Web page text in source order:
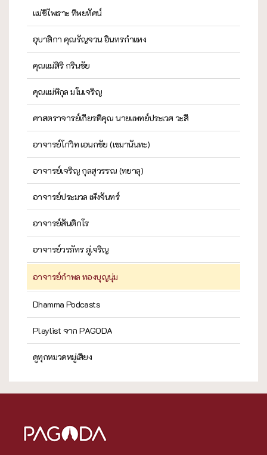
แม่ชีไพเราะ ทิพยทัศน์
อุบาสิกา คุณรัญจวน อินทรกำแหง
คุณแม่สิริ กรินชัย
คุณแม่พิกุล มโนเจริญ
ศาสตราจารย์เกียรติคุณ นายแพทย์ประเวศ วะสี
อาจารย์โกวิท เอนกชัย (เขมานันทะ)
อาจารย์เจริญ กุลสุวรรณ (ทยาลุ)
อาจารย์ประมวล เพ็งจันทร์
อาจารย์สันติกโร
อาจารย์วรภัทร ภู่เจริญ
อาจารย์กำพล ทองบุญนุ่ม
Dhamma Podcasts
Playlist จาก PAGODA
ดูทุกหมวดหมู่เสียง